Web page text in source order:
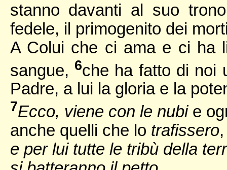
stanno davanti al suo
fedele, il primogenito dei
A Colui che ci ama e ci ha
sangue, 6che ha fatto di noi
Padre, a lui la gloria e la
7Ecco, viene con le nubie
anche quelli che lo trafissero,
e per lui tutte le tribù della